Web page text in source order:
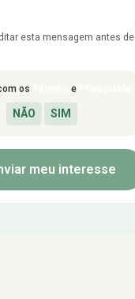
esta mensagem antes de
os e
meu interesse